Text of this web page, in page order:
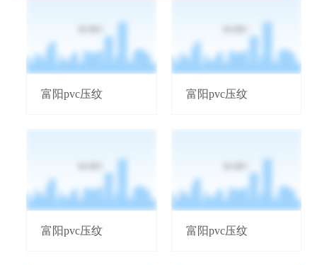
富阳pvc压纹 富阳pvc压纹
富阳pvc压纹 富阳pvc压纹